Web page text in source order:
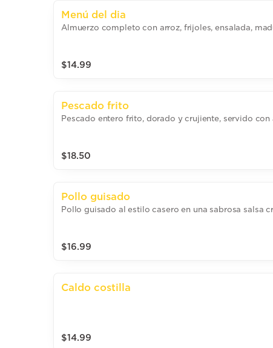
Menú del dia
Almuerzo completo con arroz, frijoles, ensalada,
$14.99
Pescado frito
Pescado entero frito, dorado y crujiente, servido
$18.50
Pollo guisado
Pollo guisado al estilo casero en una sabrosa salsa
$16.99
Caldo costilla
$14.99